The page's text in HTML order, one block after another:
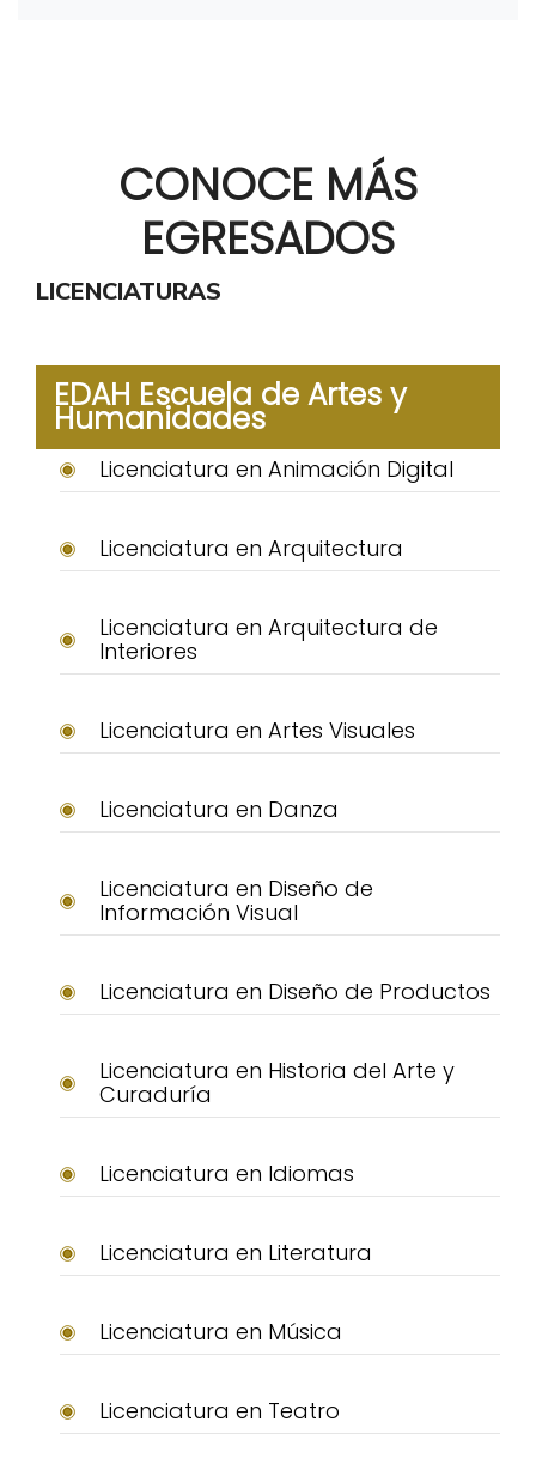
CONOCE MÁS
EGRESADOS
LICENCIATURAS
EDAH Escuela de Artes y
Humanidades
Licenciatura en Animación Digital
Licenciatura en Arquitectura
Licenciatura en Arquitectura de
Interiores
Licenciatura en Artes Visuales
Licenciatura en Danza
Licenciatura en Diseño de
Información Visual
Licenciatura en Diseño de Productos
Licenciatura en Historia del Arte y
Curaduría
Licenciatura en Idiomas
Licenciatura en Literatura
Licenciatura en Música
Licenciatura en Teatro